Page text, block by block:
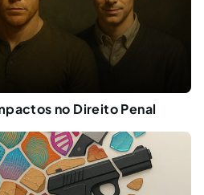
no Direito Penal